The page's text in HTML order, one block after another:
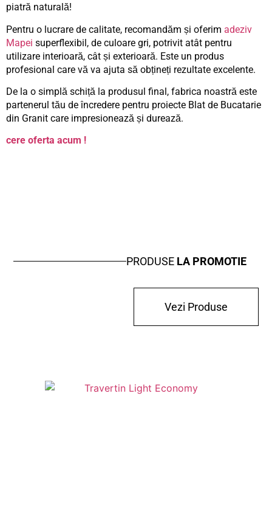
piatră naturală!
Pentru o lucrare de calitate, recomandăm și oferim adeziv
Mapei superflexibil, de culoare gri, potrivit atât pentru
utilizare interioară, cât și exterioară. Este un produs
profesional care vă va ajuta să obțineți rezultate excelente.
De la o simplă schiță la produsul final, fabrica noastră este
partenerul tău de încredere pentru proiecte Blat de Bucatarie
din Granit care impresionează și durează.
cere oferta acum !
PRODUSE LA PROMOTIE
Vezi Produse